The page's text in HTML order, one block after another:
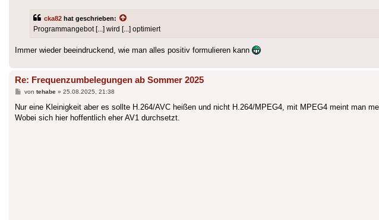
cka82 hat geschrieben:
Programmangebot [...] wird [...] optimiert
Immer wieder beeindruckend, wie man alles positiv formulieren kann
Re: Frequenzumbelegungen ab Sommer 2025
Beitrag
von tehabe» 25.08.2025, 21:38
Nur eine Kleinigkeit aber es sollte H.264/AVC heißen und nicht H.264/MPEG4, mit MPEG4 meint man
Wobei sich hier hoffentlich eher AV1 durchsetzt.